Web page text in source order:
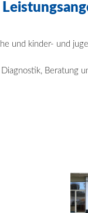
und kinder- und
Beratung